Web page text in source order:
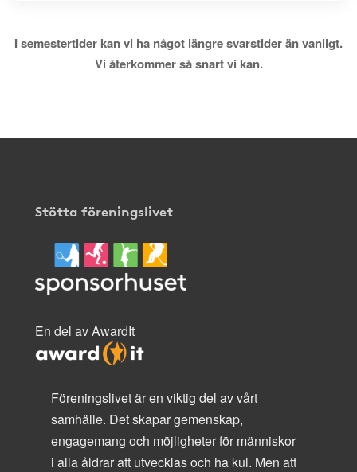
I semestertider kan vi ha något längre svarstider än vanligt.
Vi återkommer så snart vi kan.
Stötta föreningslivet
En del av AwardIt
Föreningslivet är en viktig del av vårt
samhälle. Det skapar gemenskap,
engagemang och möjligheter för människor
i alla åldrar att utvecklas och ha kul. Men att